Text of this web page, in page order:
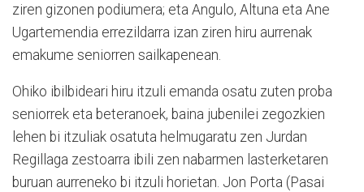
ziren gizonen podiumera; eta Angulo, Altuna eta Ane
Ugartemendia errezildarra izan ziren hiru aurrenak
emakume seniorren sailkapenean.
Ohiko ibilbideari hiru itzuli emanda osatu zuten proba
seniorrek eta beteranoek, baina jubenilei zegozkien
lehen bi itzuliak osatuta helmugaratu zen Jurdan
Regillaga zestoarra ibili zen nabarmen lasterketaren
buruan aurreneko bi itzuli horietan. Jon Porta (Pasai